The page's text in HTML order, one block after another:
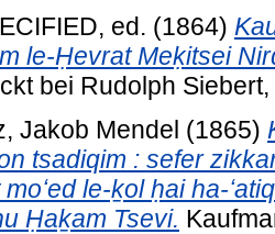
ed. (1864)
le-Ḥevrat Meḳitsei
bei Rudolph
Jakob Mendel (1865)
tsadiqim : sefer
le-ḵol ḥai ha-
Ḥaḵam Tsevi.